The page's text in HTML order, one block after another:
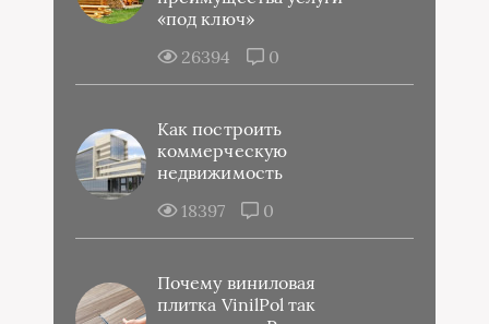
«под ключ»
26394
0
Как построить
коммерческую
недвижимость
18397
0
Почему виниловая
плитка VinilPol так